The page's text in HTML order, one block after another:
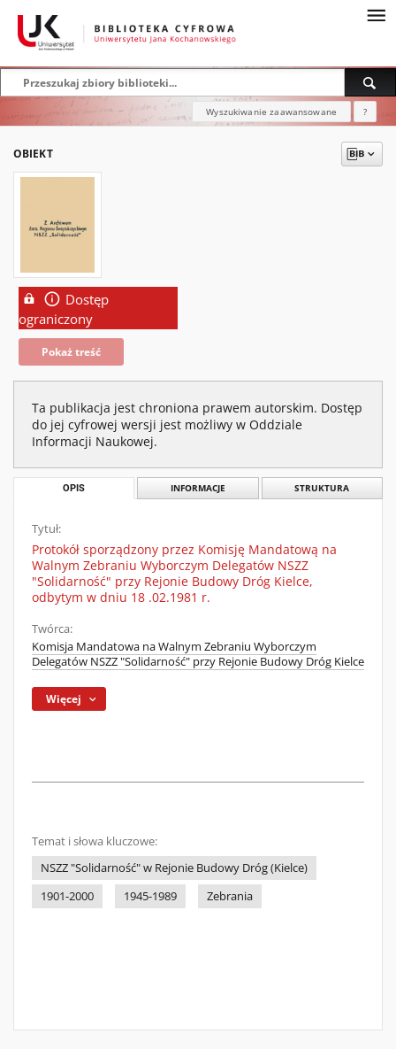
Wyszukiwanie zaawansowane ?
OBIEKT
Dostęp
ograniczony
Pokaż treść
Ta publikacja jest chroniona prawem autorskim. Dostęp
do jej cyfrowej wersji jest możliwy w Oddziale
Informacji Naukowej.
OPIS INFORMACJE STRUKTURA
Tytuł:
Protokół sporządzony przez Komisję Mandatową na
Walnym Zebraniu Wyborczym Delegatów NSZZ
"Solidarność" przy Rejonie Budowy Dróg Kielce,
odbytym w dniu 18 .02.1981 r.
Twórca:
Komisja Mandatowa na Walnym Zebraniu Wyborczym
Delegatów NSZZ "Solidarność" przy Rejonie Budowy Dróg Kielce
Więcej
Temat i słowa kluczowe:
NSZZ "Solidarność" w Rejonie Budowy Dróg (Kielce)
1901-2000
1945-1989 Zebrania